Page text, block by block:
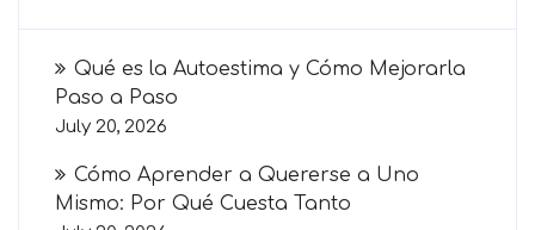
Qué es la Autoestima y Cómo Mejorarla
Paso a Paso
July 20, 2026
Cómo Aprender a Quererse a Uno
Mismo: Por Qué Cuesta Tanto